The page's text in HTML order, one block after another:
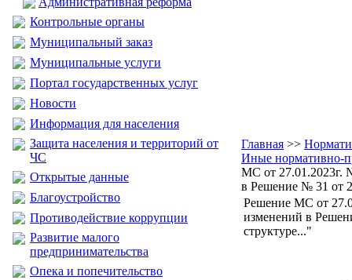
Контрольные органы
Муниципальный заказ
Муниципальные услуги
Портал государственных услуг
Новости
Информация для населения
Защита населения и территорий от
ЧС
Открытые данные
Благоустройство
Противодействие коррупции
Развитие малого
предпринимательства
Опека и попечительство
Главная >>
Иные нормативно-
МС от 27.01.2023г.
в Решение № 31 от
Решение МС от
изменений в
структуре..."